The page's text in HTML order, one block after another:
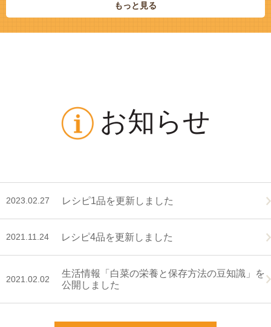
もっと見る
お知らせ
2023.02.27 レシピ1品を更新しました
2021.11.24 レシピ4品を更新しました
2021.02.02
生活情報「白菜の栄養と保存方法の豆知識」を
公開しました